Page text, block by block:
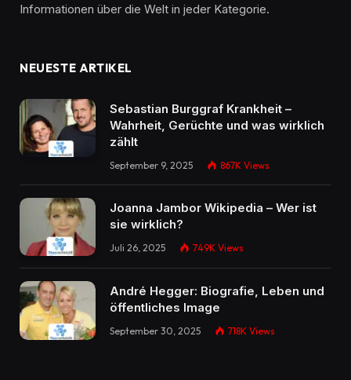
Informationen über die Welt in jeder Kategorie.
NEUESTE ARTIKEL
Sebastian Burggraf Krankheit –
Wahrheit, Gerüchte und was wirklich
zählt
September 9, 2025 867K Views
Joanna Jambor Wikipedia – Wer ist
sie wirklich?
Juli 26, 2025 749K Views
André Hegger: Biografie, Leben und
öffentliches Image
September 30, 2025 718K Views